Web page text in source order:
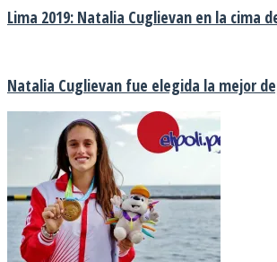
Lima 2019: Natalia Cuglievan en la cima
Natalia Cuglievan fue elegida la mejor